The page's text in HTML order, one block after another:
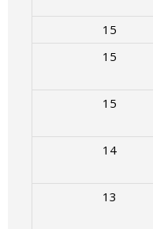
15
15
15
14
13